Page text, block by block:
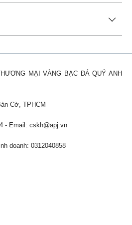
MẠI VÀNG BẠC ĐÁ QUÝ ANH
Cờ, TPHCM
- Email: cskh@apj.vn
doanh: 0312040858